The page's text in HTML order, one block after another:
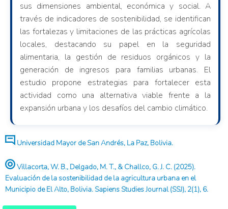
sus dimensiones ambiental, económica y social. A
través de indicadores de sostenibilidad, se identifican
las fortalezas y limitaciones de las prácticas agrícolas
locales, destacando su papel en la seguridad
alimentaria, la gestión de residuos orgánicos y la
generación de ingresos para familias urbanas. El
estudio propone estrategias para fortalecer esta
actividad como una alternativa viable frente a la
expansión urbana y los desafíos del cambio climático.
Universidad Mayor de San Andrés, La Paz, Bolivia.
Villacorta, W. B., Delgado, M. T., & Challco, G. J. C. (2025).
Evaluación de la sostenibilidad de la agricultura urbana en el
Municipio de El Alto, Bolivia. Sapiens Studies Journal (SSJ), 2(1), 6.